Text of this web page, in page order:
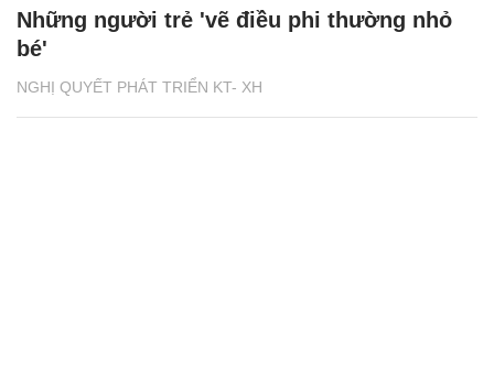
NGHỊ QUYẾT PHÁT TRIỂN KT- XH
Những người trẻ 'vẽ điều phi thường nhỏ
bé'